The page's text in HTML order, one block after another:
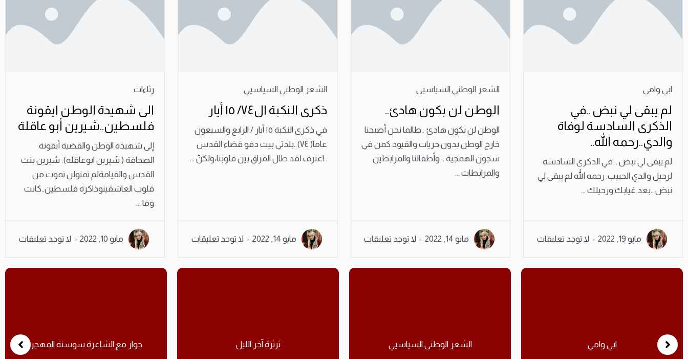
ابي وامي
لم يبقى لي نبض ..في
الذكرى السادسة لوفاة
والدي..رحمه الله..
لم يبقى لي نبض .. في الذكرى السادسة
لرحيل والدي الحبيب. رحمه الله لم يبقى لي
نبض ..بعد غيابك ورحيلك ...
مايو 19, 2022 لا توجد تعليقات
الشعر الوطني السياسيي
الوطن لن بكون هادئ..
الوطن لن يكون هادئ ..طالما نحن أصبحنا
خارج الوطن بدون حريات والقيود كمن في
سجون الهمجية .. وأطفالنا والمرابطين
والمرابطات ...
مايو 14, 2022 لا توجد تعليقات
الشعر الوطني السياسيي
ذكرى النكبة ال٧٤/ ١٥ أيار
في ذكرى النكبة ١٥ آيار / الرابع والسبعون
عاما( ٧٤)..بلدتي بيت دقو قضاء القدس
..اعترف لقد طال الفراق بين قلوبنا،ولكنّ ...
مايو 14, 2022 لا توجد تعليقات
رثاءات
الى شهيدة الوطن ايقونة
فلسطين..شيرين أبو عاقلة
إلى شهيدة الوطن والقضية أيقونة
الصحافة ( شيرين ابوعاقله). شيرين بنت
القدس والقيامةلم تمتولن تموت من
قلوب العاشقينوذاكرة فلسطين..كانت
وما ...
مايو 10, 2022 لا توجد تعليقات
الشعر الوطني السياسيي ثرثرة آخر الليل حوار مع الشاعرة سوسنة المهجر ذبول الياسمين